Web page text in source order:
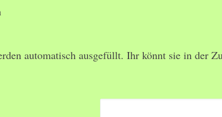
automatisch ausgefüllt. Ihr könnt sie in der